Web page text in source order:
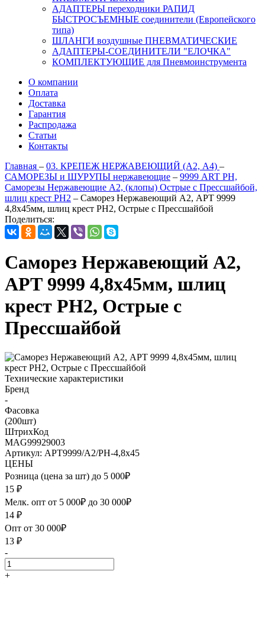
АДАПТЕРЫ переходники РАПИД
БЫСТРОСЪЕМНЫЕ соединители (Европейского
типа)
ШЛАНГИ воздушные ПНЕВМАТИЧЕСКИЕ
АДАПТЕРЫ-СОЕДИНИТЕЛИ "ЕЛОЧКА"
КОМПЛЕКТУЮЩИЕ для Пневмоинструмента
О компании
Оплата
Доставка
Гарантия
Распродажа
Статьи
Контакты
Главная – 03. КРЕПЕЖ НЕРЖАВЕЮЩИЙ (А2, А4) –
САМОРЕЗЫ и ШУРУПЫ нержавеющие – 9999 ART PH,
Саморезы Нержавеющие А2, (клопы) Острые с Прессшайбой,
шлиц крест PH2 – Саморез Нержавеющий А2, АРТ 9999
4,8х45мм, шлиц крест PH2, Острые с Прессшайбой
Поделиться:
Саморез Нержавеющий А2,
АРТ 9999 4,8х45мм, шлиц
крест PH2, Острые с
Прессшайбой
Технические характеристики
Бренд
-
Фасовка
(200шт)
ШтрихКод
MAG99929003
Артикул: АРТ9999/А2/PH-4,8х45
ЦЕНЫ
Розница (цена за шт) до 5 000₽
15 ₽
Мелк. опт от 5 000₽ до 30 000₽
14 ₽
Опт от 30 000₽
13 ₽
-
+